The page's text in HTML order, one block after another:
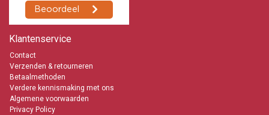
Klantenservice
Contact
Verzenden & retourneren
Betaalmethoden
Verdere kennismaking met ons
Algemene voorwaarden
Privacy Policy